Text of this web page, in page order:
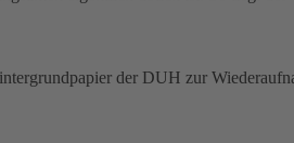
der DUH zur